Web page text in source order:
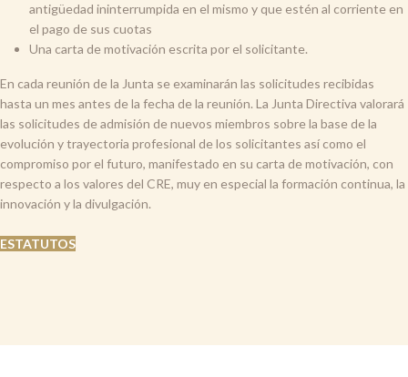
antigüedad ininterrumpida en el mismo y que estén al corriente en
el pago de sus cuotas
Una carta de motivación escrita por el solicitante.
En cada reunión de la Junta se examinarán las solicitudes recibidas
hasta un mes antes de la fecha de la reunión. La Junta Directiva valorará
las solicitudes de admisión de nuevos miembros sobre la base de la
evolución y trayectoria profesional de los solicitantes así como el
compromiso por el futuro, manifestado en su carta de motivación, con
respecto a los valores del CRE, muy en especial la formación continua, la
innovación y la divulgación.
ESTATUTOS